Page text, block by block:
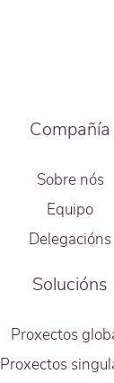
Compañía
Sobre nós
Equipo
Delegacións
Solucións
Proxectos
Proxectos